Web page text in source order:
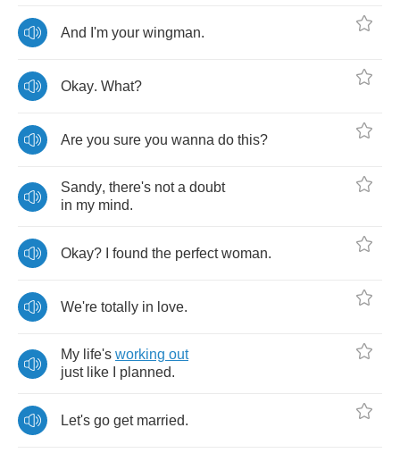
And I'm your wingman.
Okay. What?
Are you sure you wanna do this?
Sandy, there's not a doubt
in my mind.
Okay? found the perfect woman.
We're totally in love.
My life's working out
just like planned.
Let's go get married.